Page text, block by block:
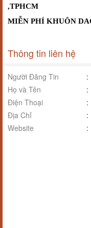
,TPHCM
MIỄN PHÍ KHUÔN
Thông tin liên hệ
Người Đăng Tin :
Họ và Tên
:
Điện Thoại
:
Địa Chỉ
:
Website
: